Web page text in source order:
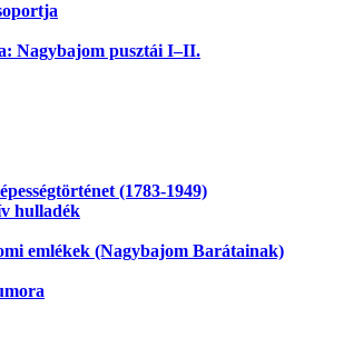
Nagybajom pusztái I–II.
(1783-1949)
hulladék
emlékek (Nagybajom Barátainak)